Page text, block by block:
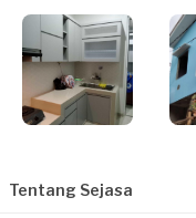
Tentang Sejasa